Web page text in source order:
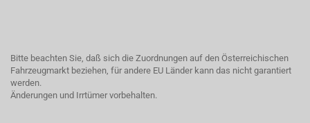
Bitte beachten Sie, daß sich die Zuordnungen auf den Österreichischen
Fahrzeugmarkt beziehen, für andere EU Länder kann das nicht garantiert
werden.
Änderungen und Irrtümer vorbehalten.